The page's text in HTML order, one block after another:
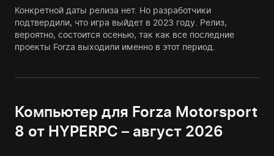
Конкретной даты релиза нет. Но разработчики
подтвердили, что игра выйдет в 2023 году. Релиз,
вероятно, состоится осенью, так как все последние
проекты Forza выходили именно в этот период.
Компьютер для Forza Motorsport
8 от HYPERPC – август 2026